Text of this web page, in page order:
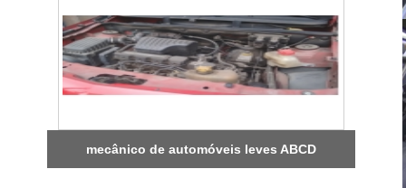
mecânico de automóveis leves ABCD